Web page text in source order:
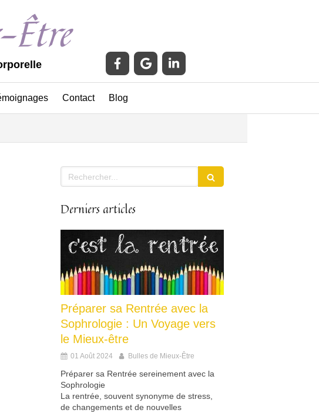
Être
Contact Blog
Derniers articles
Préparer sa Rentrée avec la
Sophrologie : Un Voyage vers
le Mieux-être
01 Août 2024 Bulles de Mieux-Être
Préparer sa Rentrée sereinement avec la
Sophrologie
La rentrée, souvent synonyme de stress,
de changements et de nouvelles